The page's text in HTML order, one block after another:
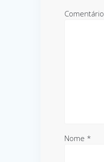
Comentário
Nome *